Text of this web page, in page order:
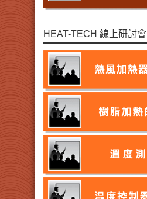
HEAT-TECH 線上研討會